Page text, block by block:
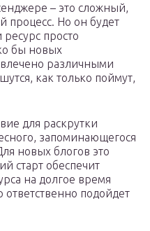
– это сложный,
процесс. Но он будет
просто
бы новых
различными
как только поймут,
для раскрутки
запоминающегося
новых блогов это
старт обеспечит
на долгое время
подойдет